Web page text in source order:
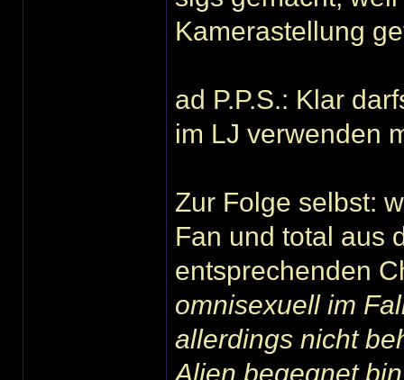
Kamerastellung
ad P.P.S.: Klar
im LJ verwenden
Zur Folge selbst:
Fan und total aus
entsprechenden
omnisexuell im
allerdings nicht
Alien begegnet